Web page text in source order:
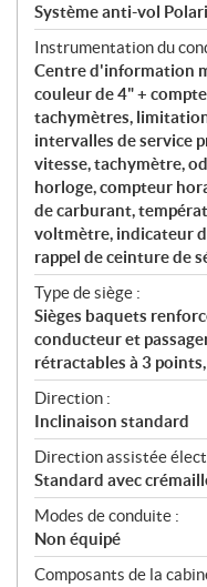
Système anti-vol
Instrumentation du
Centre d'information
couleur de 4" +
tachymètres,
intervalles de service
vitesse, tachymètre,
horloge, compteur
de carburant,
voltmètre, indicateur
rappel de ceinture de
Type de siège :
Sièges baquets
conducteur et
rétractables à 3
Direction :
Inclinaison standard
Direction assistée
Standard avec
Modes de conduite :
Non équipé
Composants de la